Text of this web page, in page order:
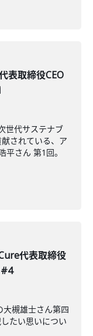
表取締役CEO
世代サステナブ
されている、ア
平さん 第1回。
代表取締役
#4
槻雄士さん第四
たい思いについ